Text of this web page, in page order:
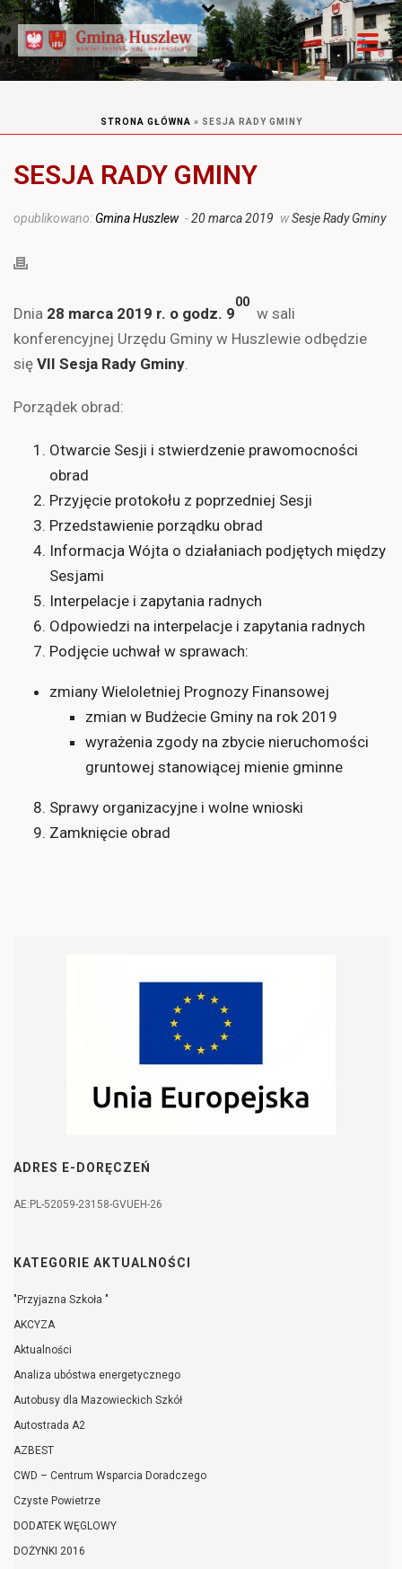
STRONA GŁÓWNA » SESJA RADY GMINY
SESJA RADY GMINY
opublikowano: Gmina Huszlew -20 marca 2019 wSesje Rady Gminy
Dnia 28 marca 2019 r. o godz. 9
00
w sali
konferencyjnej Urzędu Gminy w Huszlewie odbędzie
się VII Sesja Rady Gminy.
Porządek obrad:
Otwarcie Sesji i stwierdzenie prawomocności
obrad
Przyjęcie protokołu z poprzedniej Sesji
Przedstawienie porządku obrad
Informacja Wójta o działaniach podjętych między
Sesjami
Interpelacje i zapytania radnych
Odpowiedzi na interpelacje i zapytania radnych
Podjęcie uchwał w sprawach:
zmiany Wieloletniej Prognozy Finansowej
zmian w Budżecie Gminy na rok 2019
wyrażenia zgody na zbycie nieruchomości
gruntowej stanowiącej mienie gminne
Sprawy organizacyjne i wolne wnioski
Zamknięcie obrad
ADRES E-DORĘCZEŃ
AE:PL-52059-23158-GVUEH-26
KATEGORIE AKTUALNOŚCI
"Przyjazna Szkoła "
AKCYZA
Aktualności
Analiza ubóstwa energetycznego
Autobusy dla Mazowieckich Szkół
Autostrada A2
AZBEST
CWD – Centrum Wsparcia Doradczego
Czyste Powietrze
DODATEK WĘGLOWY
DOŻYNKI 2016